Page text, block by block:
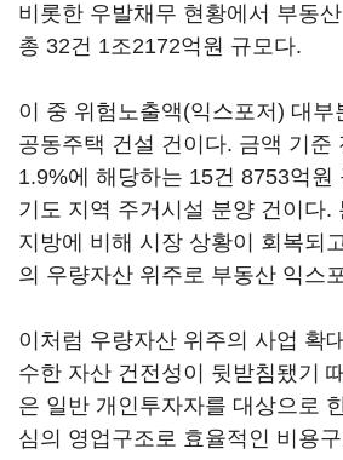
비롯한 우발채무 현황에서 부동
총 32건 1조2172억원 규모다.
이 중 위험노출액(익스포저) 대부
공동주택 건설 건이다. 금액 기준
1.9%에 해당하는 15건 8753억원
기도 지역 주거시설 분양 건이다.
지방에 비해 시장 상황이 회복되
의 우량자산 위주로 부동산 익스
이처럼 우량자산 위주의 사업 확
수한 자산 건전성이 뒷받침됐기
은 일반 개인투자자를 대상으로
심의 영업구조로 효율적인 비용